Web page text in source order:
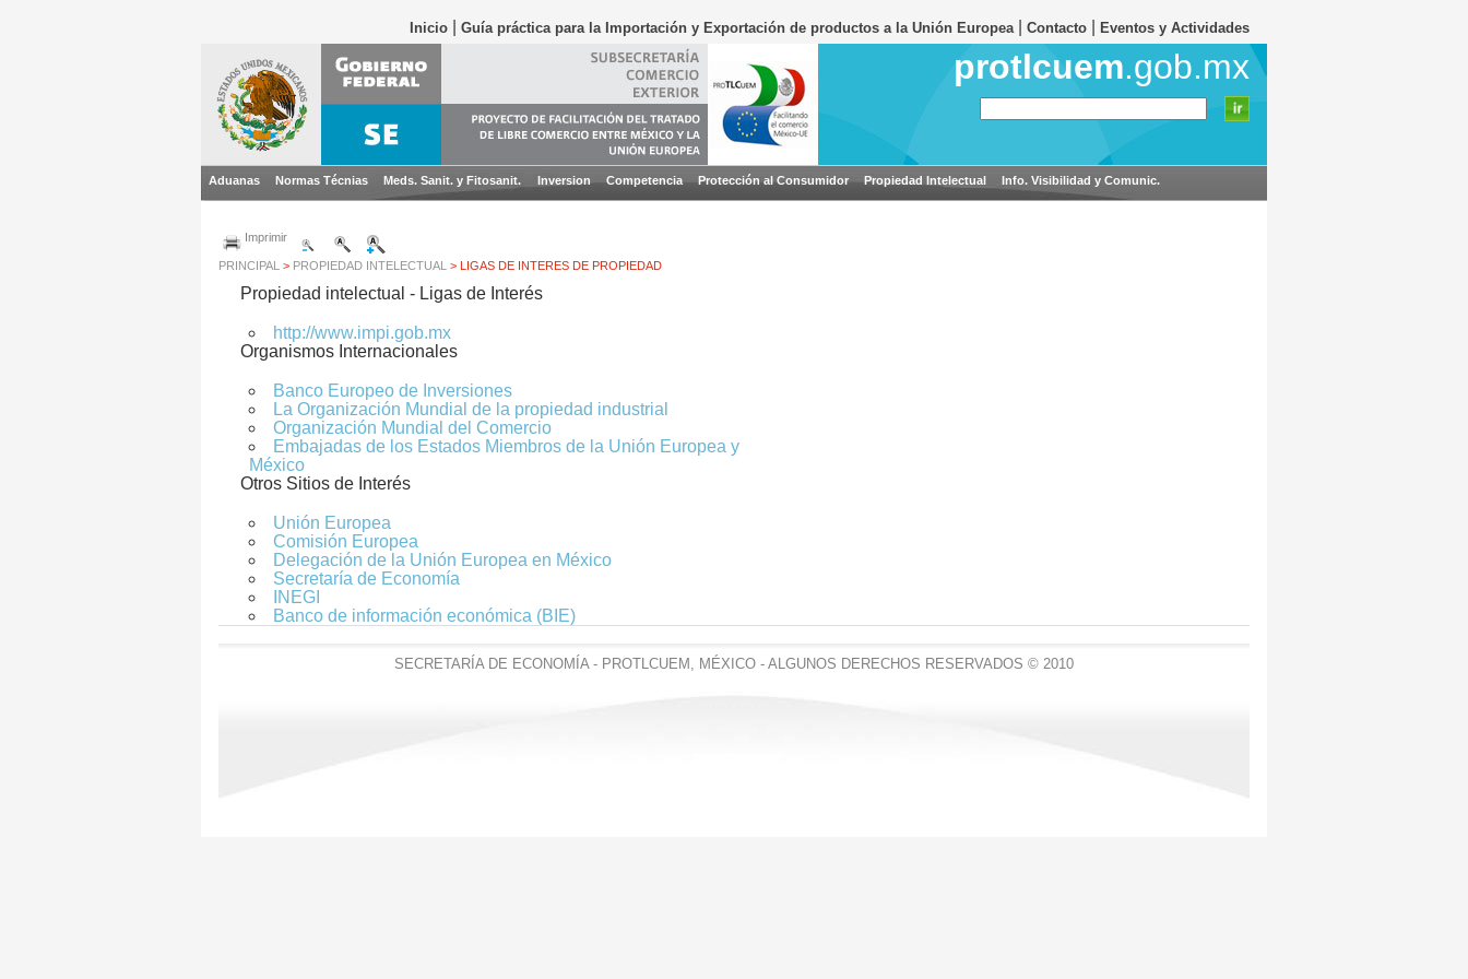
Inicio Guía práctica para la Importación y Exportación de productos a la Unión Europea Contacto Eventos y Actividades
protlcuem.gob.mx
Aduanas Normas Técnias Meds. Sanit. y Fitosanit. Inversion Competencia Protección al Consumidor Propiedad Intelectual Info. Visibilidad y Comunic.
Imprimir
PRINCIPAL > PROPIEDAD INTELECTUAL > LIGAS DE INTERES DE PROPIEDAD
Propiedad intelectual - Ligas de Interés
http://www.impi.gob.mx
Organismos Internacionales
Banco Europeo de Inversiones
La Organización Mundial de la propiedad industrial
Organización Mundial del Comercio
Embajadas de los Estados Miembros de la Unión Europea y
México
Otros Sitios de Interés
Unión Europea
Comisión Europea
Delegación de la Unión Europea en México
Secretaría de Economía
INEGI
Banco de información económica (BIE)
SECRETARÍA DE ECONOMÍA - PROTLCUEM, MÉXICO - ALGUNOS DERECHOS RESERVADOS © 2010